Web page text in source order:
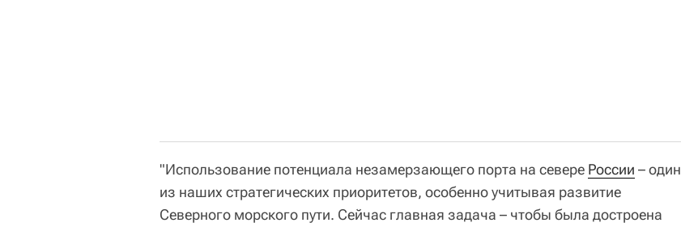
"Использование потенциала незамерзающего порта на севере России – один
из наших стратегических приоритетов, особенно учитывая развитие
Северного морского пути. Сейчас главная задача – чтобы была достроена